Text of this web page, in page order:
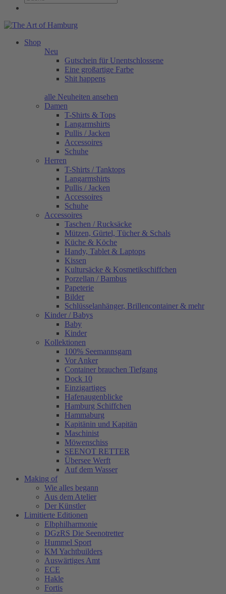
Shop
Neu
Gutschein für Unentschlossene
Eine großartige Farbe
Shit happens
alle Neuheiten ansehen
Damen
T-Shirts & Tops
Langarmshirts
Pullis / Jacken
Accessoires
Schuhe
Herren
T-Shirts / Tanktops
Langarmshirts
Pullis / Jacken
Accessoires
Schuhe
Accessoires
Taschen / Rucksäcke
Mützen, Gürtel, Tücher & Schals
Küche & Köche
Handy, Tablet & Laptops
Kissen
Kultursäcke & Kosmetikschiffchen
Porzellan / Bambus
Papeterie
Bilder
Schlüsselanhänger, Brillencontainer & mehr
Kinder / Babys
Baby
Kinder
Kollektionen
100% Seemannsgarn
Vor Anker
Container brauchen Tiefgang
Dock 10
Einzigartiges
Hafenaugen­blicke
Hamburg Schiffchen
Hammaburg
Kapitänin und Kapitän
Maschinist
Möwenschiss
SEENOT RETTER
Übersee Werft
Auf dem Wasser
Making of
Wie alles begann
Aus dem Atelier
Der Künstler
Limitierte Editionen
Elbphilharmonie
DGzRS Die Seenotretter
Hummel Sport
KM Yachtbuilders
Auswärtiges Amt
ECE
Hakle
Fortis